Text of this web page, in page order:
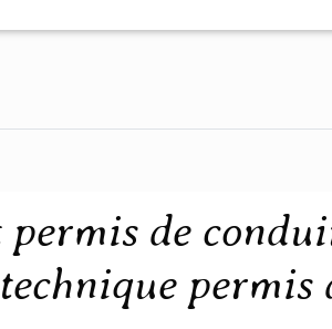
de
permis